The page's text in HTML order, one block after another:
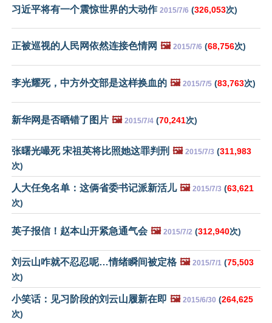
习近平将有一个震惊世界的大动作 2015/7/6 (326,053次)
正被巡视的人民网依然连接色情网 🖼️ 2015/7/6 (68,756次)
李光耀死，中方外交部是这样换血的 🖼️ 2015/7/5 (83,763次)
新华网是否晒错了图片 🖼️ 2015/7/4 (70,241次)
张曙光嘬死 宋祖英将比照她这罪判刑 🖼️ 2015/7/3 (311,983
次)
人大任免名单：这俩省委书记派新活儿 🖼️ 2015/7/3 (63,621
次)
英子报信！赵本山开紧急通气会 🖼️ 2015/7/2 (312,940次)
刘云山咋就不忍忍呢…情绪瞬间被定格 🖼️ 2015/7/1 (75,503
次)
小笑话：见习阶段的刘云山履新在即 🖼️ 2015/6/30 (264,625
次)